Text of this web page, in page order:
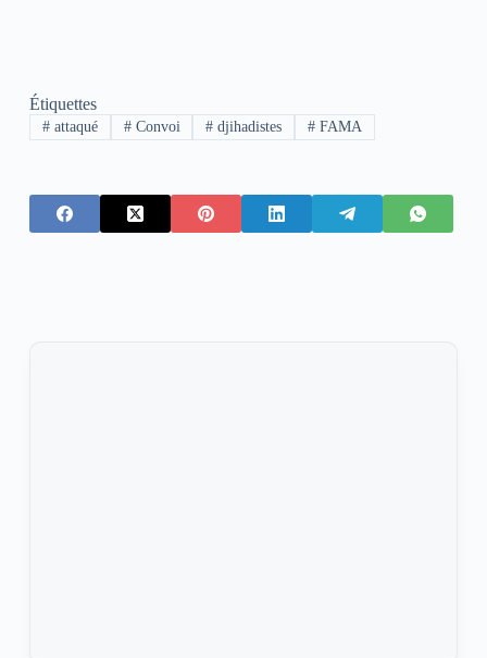
Étiquettes
#attaqué #Convoi # djihadistes # FAMA